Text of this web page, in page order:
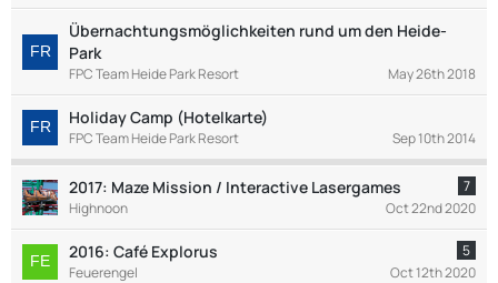
Übernachtungsmöglichkeiten rund um den Heide-
Park
FPC Team Heide Park Resort May 26th 2018
Holiday Camp (Hotelkarte)
FPC Team Heide Park Resort Sep 10th 2014
2017: Maze Mission / Interactive Lasergames
7
Highnoon
Oct 22nd 2020
2016: Café Explorus
5
Feuerengel
Oct 12th 2020